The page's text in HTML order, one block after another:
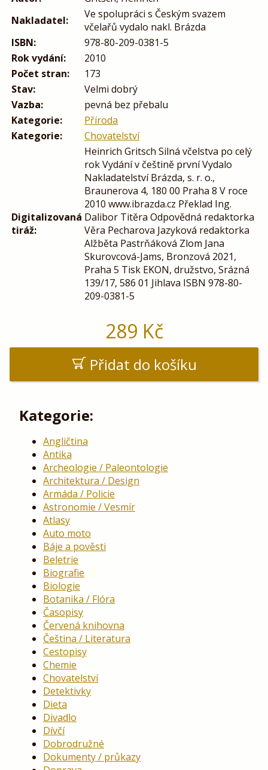
Nakladatel:
Ve spolupráci s Českým svazem
včelařů vydalo nakl. Brázda
ISBN:
978-80-209-0381-5
Rok vydání:
2010
Počet stran:
173
Stav:
Velmi dobrý
Vazba:
pevná bez přebalu
Kategorie:
Příroda
Kategorie:
Chovatelství
Digitalizovaná
tiráž:
Heinrich Gritsch Silná včelstva po celý
rok Vydání v češtině první Vydalo
Nakladatelství Brázda, s. r. o.,
Braunerova 4, 180 00 Praha 8 V roce
2010 www.ibrazda.cz Překlad Ing.
Dalibor Titěra Odpovědná redaktorka
Věra Pecharova Jazyková redaktorka
Alžběta Pastrňáková Zlom Jana
Skurovcová-Jams, Bronzová 2021,
Praha 5 Tisk EKON, družstvo, Srázná
139/17, 586 01 Jihlava ISBN 978-80-
209-0381-5
289 Kč
Přidat do košíku
Kategorie:
Angličtina
Antika
Archeologie / Paleontologie
Architektura / Design
Armáda / Policie
Astronomie / Vesmír
Atlasy
Auto moto
Báje a pověsti
Beletrie
Biografie
Biologie
Botanika / Flóra
Časopisy
Červená knihovna
Čeština / Literatura
Cestopisy
Chemie
Chovatelství
Detektivky
Dieta
Divadlo
Dívčí
Dobrodružné
Dokumenty / průkazy